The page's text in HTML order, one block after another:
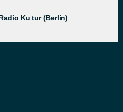
Kultur (Berlin)